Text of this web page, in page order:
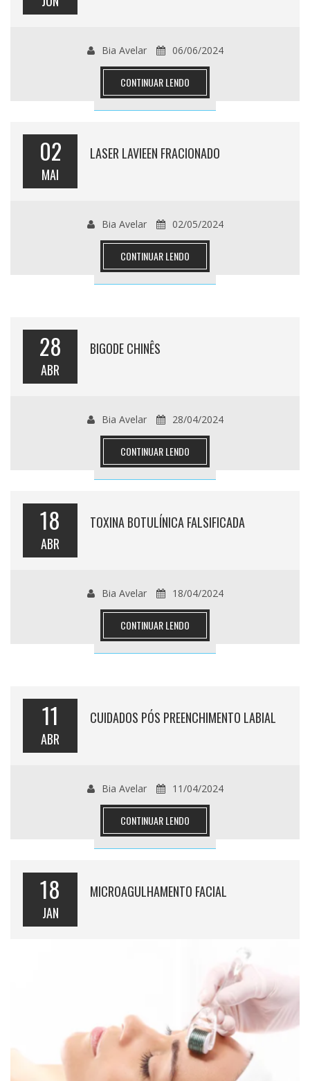
Bia Avelar 06/06/2024
CONTINUAR LENDO
02
MAI
LASER LAVIEEN FRACIONADO
Bia Avelar 02/05/2024
CONTINUAR LENDO
28
ABR
BIGODE CHINÊS
Bia Avelar 28/04/2024
CONTINUAR LENDO
18
ABR
TOXINA BOTULÍNICA FALSIFICADA
Bia Avelar 18/04/2024
CONTINUAR LENDO
11
ABR
CUIDADOS PÓS PREENCHIMENTO LABIAL
Bia Avelar 11/04/2024
CONTINUAR LENDO
18
JAN
MICROAGULHAMENTO FACIAL